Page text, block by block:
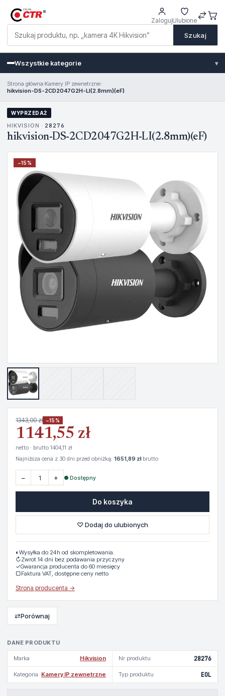
Szukaj
ZalogujUlubione
Wszystkie kategorie ▾
Strona główna›Kamery IP zewnetrzne›
hikvision-DS-2CD2047G2H-LI(2.8mm)(eF)
WYPRZEDAŻ
HIKVISION · 28276
hikvision-DS-2CD2047G2H-LI(2.8mm)(eF)
−15%
DANE PRODUKTU
Marka Hikvision Nr produktu 28276
Kategoria Kamery IP zewnetrzne Typ produktu EOL
1343,00 zł −15%
1141,55 zł
netto · brutto 1404,11 zł
Najniższa cena z 30 dni przed obniżką: 1651,89 złbrutto
− + ● Dostępny
Do koszyka
♡ Dodaj do ulubionych
◐ Wysyłka do 24h od skompletowania.
↻Zwrot 14 dni bez podawania przyczyny
✓Gwarancja producenta do 60 miesięcy
▢Faktura VAT, dostępne ceny netto
Strona producenta →
⇄Porównaj